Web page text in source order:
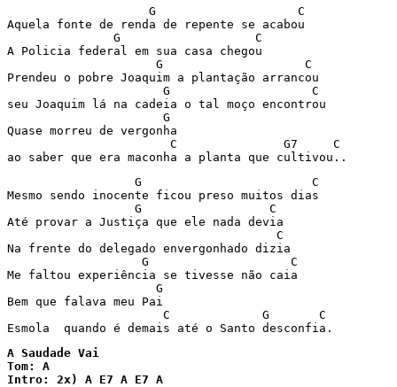
                    G                    C
Aquela fonte de renda de repente se acabou
               G                   C
A Policia federal em sua casa chegou
                     G                    C
Prendeu o pobre Joaquim a plantação arrancou
                      G                    C
seu Joaquim lá na cadeia o tal moço encontrou
                      G
Quase morreu de vergonha
                       C               G7     C
ao saber que era maconha a planta que cultivou..
                  G                        C
Mesmo sendo inocente ficou preso muitos dias
                  G                  C
Até provar a Justiça que ele nada devia
                                      C
Na frente do delegado envergonhado dizia
                   G                    C
Me faltou experiência se tivesse não caia
                     G
Bem que falava meu Pai
                      C             G       C
Esmola  quando é demais até o Santo desconfia.
A Saudade Vai
Tom: A
Intro: 2x) A E7 A E7 A